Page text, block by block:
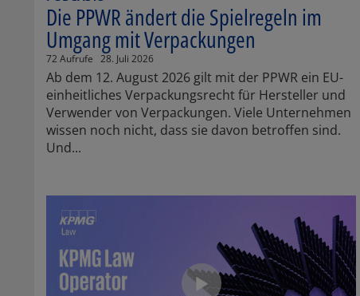
Die PPWR ändert die Spielregeln im
Umgang mit Verpackungen
72 Aufrufe 28. Juli 2026
Ab dem 12. August 2026 gilt mit der PPWR ein EU-
einheitliches Verpackungsrecht für Hersteller und
Verwender von Verpackungen. Viele Unternehmen
wissen noch nicht, dass sie davon betroffen sind.
Und...